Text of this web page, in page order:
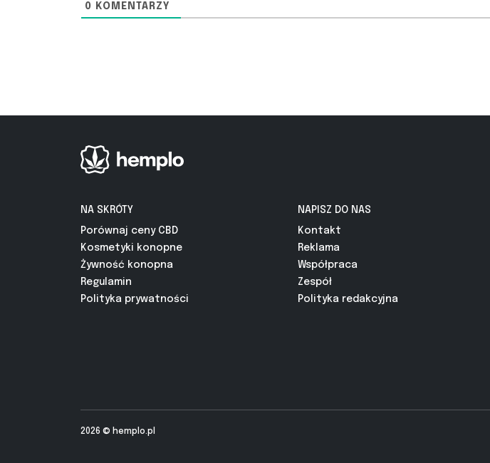
0 KOMENTARZY
NA SKRÓTY
Porównaj ceny CBD
Kosmetyki konopne
Żywność konopna
Regulamin
Polityka prywatności
NAPISZ DO NAS
Kontakt
Reklama
Współpraca
Zespół
Polityka redakcyjna
2026 © hemplo.pl